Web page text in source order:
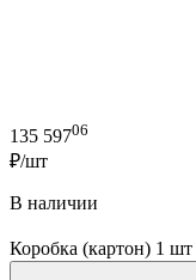
135 59706
₽/шт
В наличии
Коробка (картон) 1